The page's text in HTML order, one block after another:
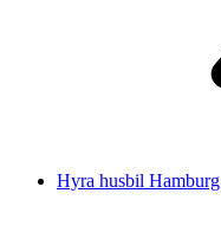
Hyra husbil Hamburg